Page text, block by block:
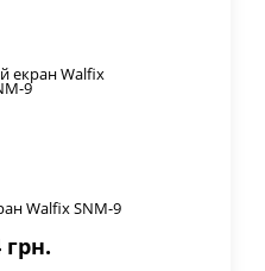
Walfix SNM-9
грн.